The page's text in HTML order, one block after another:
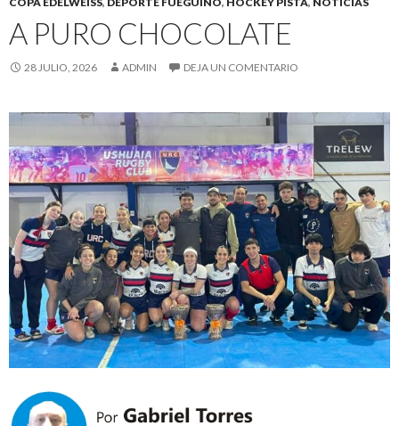
A PURO CHOCOLATE
28 JULIO, 2026 ADMIN DEJA UN COMENTARIO